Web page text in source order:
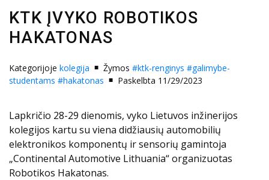
KTK ĮVYKO ROBOTIKOS
HAKATONAS
Kategorijoje kolegija Žymos #ktk-renginys #galimybe-
studentams #hakatonas Paskelbta 11/29/2023
Lapkričio 28-29 dienomis, vyko Lietuvos inžinerijos
kolegijos kartu su viena didžiausių automobilių
elektronikos komponentų ir sensorių gamintoja
„Continental Automotive Lithuania“ organizuotas
Robotikos Hakatonas.